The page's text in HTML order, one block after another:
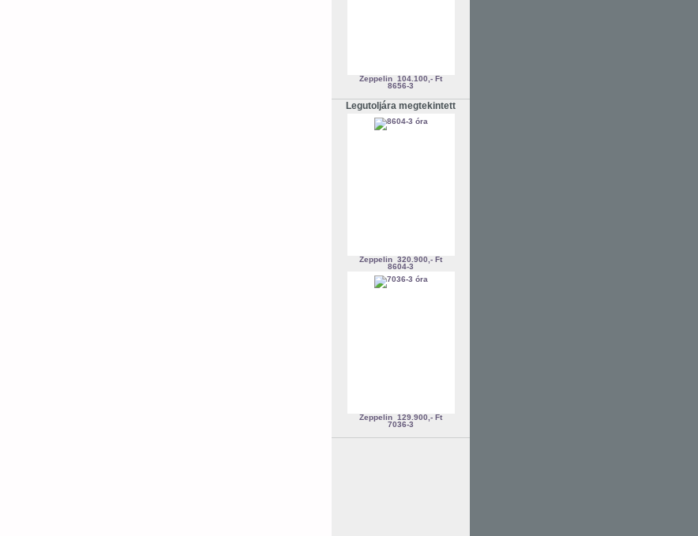
Zeppelin 104.100,- Ft
8656-3
Legutoljára megtekintett
Zeppelin 320.900,- Ft
8604-3
Zeppelin 129.900,- Ft
7036-3